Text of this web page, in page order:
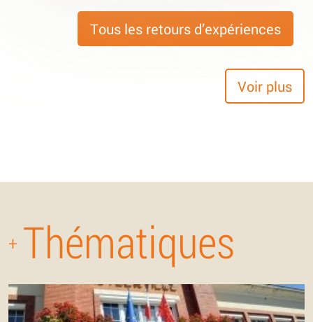
Tous les retours d’expériences
Voir plus
+ Thématiques